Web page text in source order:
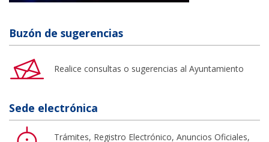
Buzón de sugerencias
Realice consultas o sugerencias al Ayuntamiento
Sede electrónica
Trámites, Registro Electrónico, Anuncios Oficiales,